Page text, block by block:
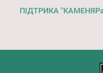
ПІДТРИКА